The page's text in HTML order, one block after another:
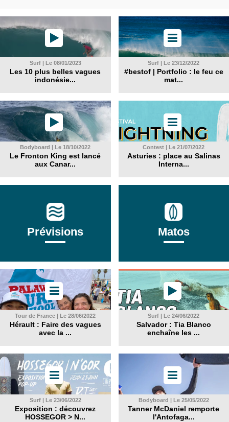
Surf | Le 08/01/2023
Les 10 plus belles vagues
indonésie...
Surf | Le 23/12/2022
#bestof | Portfolio : le feu ce
mat...
Bodyboard | Le 18/10/2022
Le Fronton King est lancé
aux Canar...
Contest | Le 21/07/2022
Asturies : place au Salinas
Interna...
Prévisions Matos
Tour de France | Le 28/06/2022
Hérault : Faire des vagues
avec la ...
Surf | Le 24/06/2022
Salvador : Tia Blanco
enchaîne les ...
Surf | Le 23/06/2022
Exposition : découvrez
HOSSEGOR > N...
Bodyboard | Le 25/05/2022
Tanner McDaniel remporte
l'Antofaga...